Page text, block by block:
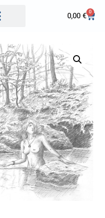
0,00€ 0